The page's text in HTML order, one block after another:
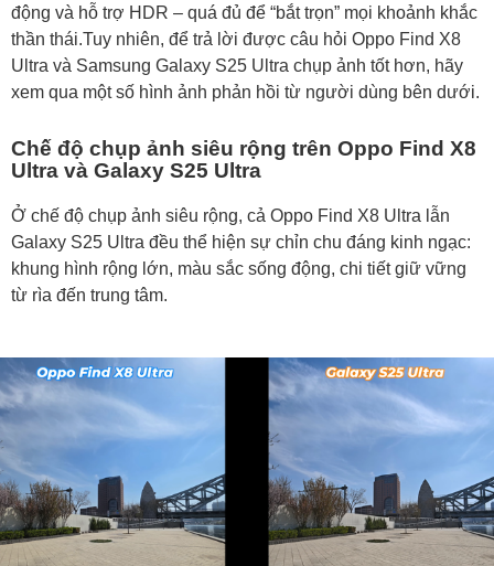
động và hỗ trợ HDR – quá đủ để “bắt trọn” mọi khoảnh khắc
thần thái.Tuy nhiên, để trả lời được câu hỏi Oppo Find X8
Ultra và Samsung Galaxy S25 Ultra chụp ảnh tốt hơn, hãy
xem qua một số hình ảnh phản hồi từ người dùng bên dưới.
Chế độ chụp ảnh siêu rộng trên Oppo Find X8
Ultra và Galaxy S25 Ultra
Ở chế độ chụp ảnh siêu rộng, cả Oppo Find X8 Ultra lẫn
Galaxy S25 Ultra đều thể hiện sự chỉn chu đáng kinh ngạc:
khung hình rộng lớn, màu sắc sống động, chi tiết giữ vững
từ rìa đến trung tâm.